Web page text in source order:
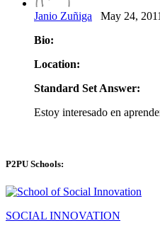
Janio Zuñiga May 24,
Bio:
Location:
Standard Set Answer:
Estoy interesado en
P2PU Schools:
SOCIAL INNOVATION